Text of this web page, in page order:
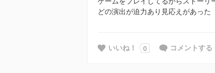
どの演出が迫力あり見応えがあった
いいね！ 0 コメントする